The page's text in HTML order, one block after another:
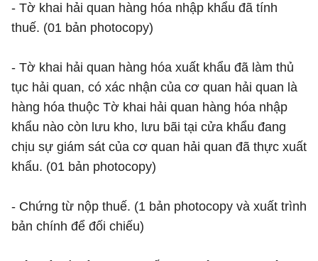
- Tờ khai hải quan hàng hóa nhập khẩu đã tính
thuế. (01 bản photocopy)
- Tờ khai hải quan hàng hóa xuất khẩu đã làm thủ
tục hải quan, có xác nhận của cơ quan hải quan là
hàng hóa thuộc Tờ khai hải quan hàng hóa nhập
khẩu nào còn lưu kho, lưu bãi tại cửa khẩu đang
chịu sự giám sát của cơ quan hải quan đã thực xuất
khẩu. (01 bản photocopy)
- Chứng từ nộp thuế. (1 bản photocopy và xuất trình
bản chính để đối chiếu)